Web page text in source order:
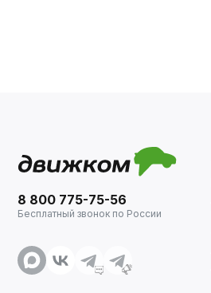
8 800 775-75-56
Бесплатный звонок по России